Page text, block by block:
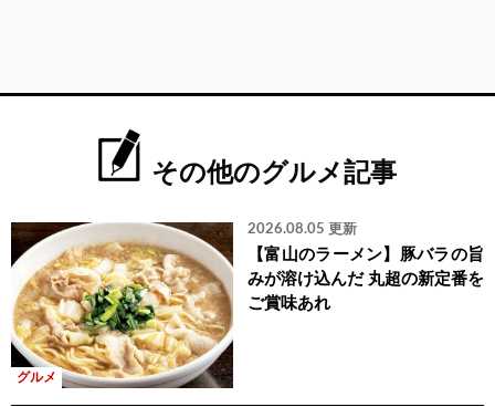
その他のグルメ記事
グルメ
2026.08.05 更新
【富山のラーメン】豚バラの旨
みが溶け込んだ 丸超の新定番を
ご賞味あれ